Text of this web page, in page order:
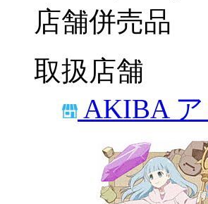
店舗併売品
取扱店舗
AKIBA ア